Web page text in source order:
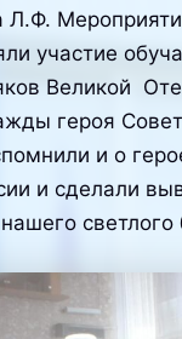
Л.Ф.
участие
Великой
героя
и о
и сделали
светлого